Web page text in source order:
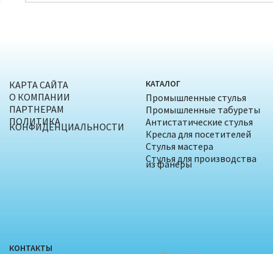
КАРТА САЙТА
О КОМПАНИИ
ПАРТНЕРАМ
ПОЛИТИКА
КОНФИДЕНЦИАЛЬНОСТИ
КАТАЛОГ
Промышленные стулья
Промышленные табуреты
Антистатические стулья
Кресла для посетителей
Стулья мастера
Стулья для производства
из фанеры
КОНТАКТЫ